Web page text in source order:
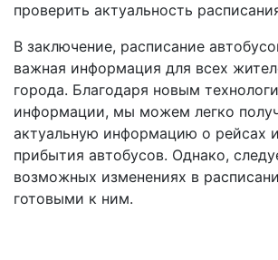
проверить актуальность
В заключение, расписание
важная информация для всех
города. Благодаря новым
информации, мы можем легко
актуальную информацию о рейсах
прибытия автобусов. Однако,
возможных изменениях в
готовыми к ним.